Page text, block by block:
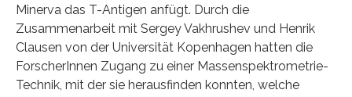
Minerva das T-Antigen anfügt. Durch die
Zusammenarbeit mit Sergey Vakhrushev und Henrik
Clausen von der Universität Kopenhagen hatten die
ForscherInnen Zugang zu einer Massenspektrometrie-
Technik, mit der sie herausfinden konnten, welche